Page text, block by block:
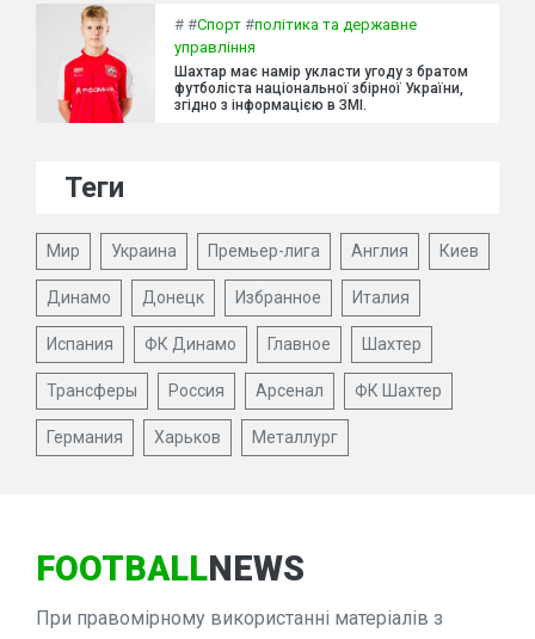
# #Спорт #політика та державне
управління
Шахтар має намір укласти угоду з братом
футболіста національної збірної України,
згідно з інформацією в ЗМІ.
Теги
Мир Украина Премьер-лига Англия Киев
Динамо Донецк Избранное Италия
Испания ФК Динамо Главное Шахтер
Трансферы Россия Арсенал ФК Шахтер
Германия Харьков Металлург
FOOTBALLNEWS
При правомірному використанні матеріалів з